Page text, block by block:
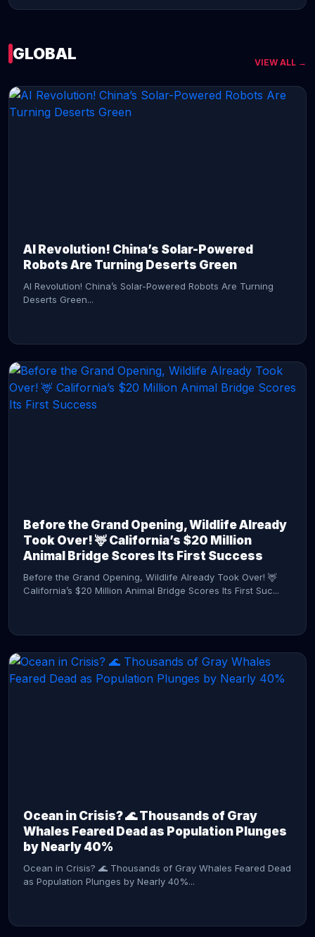
GLOBAL VIEW ALL →
AI Revolution! China’s Solar-Powered
Robots Are Turning Deserts Green
AI Revolution! China’s Solar-Powered Robots Are Turning
Deserts Green...
Before the Grand Opening, Wildlife Already
Took Over! 🦌 California’s $20 Million
Animal Bridge Scores Its First Success
Before the Grand Opening, Wildlife Already Took Over! 🦌
California’s $20 Million Animal Bridge Scores Its First Suc...
Ocean in Crisis? 🌊 Thousands of Gray
Whales Feared Dead as Population Plunges
by Nearly 40%
Ocean in Crisis? 🌊 Thousands of Gray Whales Feared Dead
as Population Plunges by Nearly 40%...